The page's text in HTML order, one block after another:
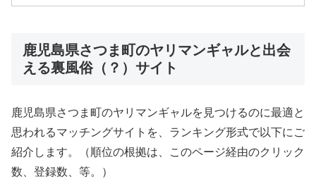
鹿児島県さつま町のヤリマンギャルと出会
える裏風俗（？）サイト
鹿児島県さつま町のヤリマンギャルを見つけるのに最適と
思われるマッチングサイトを、ランキング形式で以下にご
紹介します。（順位の根拠は、このページ経由のクリック
数、登録数、等。）